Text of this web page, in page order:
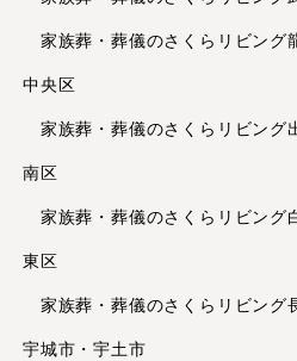
2023年6月
2023年4月
2023年3月
2023年2月
2022年11月
2022年10月
2022年9月
家族葬・葬儀のさくらリビング
中央区
家族葬・葬儀のさくらリビング
南区
家族葬・葬儀のさくらリビング
東区
家族葬・葬儀のさくらリビング
宇城市・宇土市